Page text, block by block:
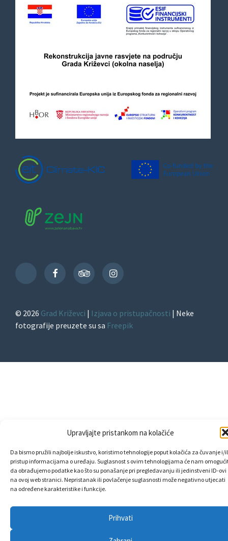
Upravljajte pristankom na kolačiće
Da bismo pružili najbolje iskustvo, koristimo tehnologije poput kolačića za čuvanje i/
pristup informacijama o uređaju. Suglasnost s ovim tehnologijama će nam
da obrađujemo podatke kao što su ponašanje pri pregledavanju ili jedinstveni ID-ovi
na ovoj web stranici. Nepristanak ili povlačenje suglasnosti može negativno utjecati
na određene karakteristike i funkcije.
Prihvati
TikTok
FacebookTripAdvisorInstagram
© 2026 Grad Križevci | Izjava o pristupačnosti | Neke
fotografije preuzete su sa Freepik